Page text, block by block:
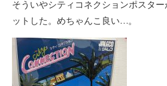
そういやシティコネクションポスタ
ットした。めちゃんこ良い…。